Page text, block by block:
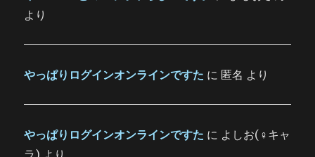
より
やっぱりログインオンラインですた に 匿名 より
やっぱりログインオンラインですた に よしお(♀キャ